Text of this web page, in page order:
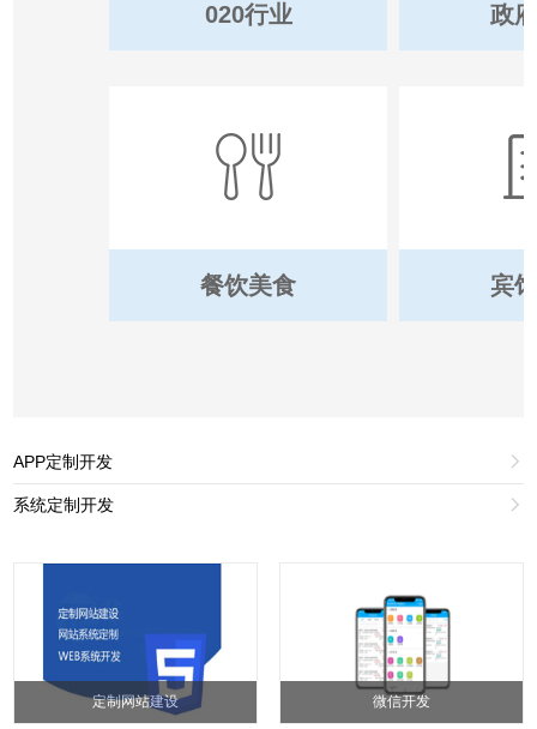
020行业 政
餐饮美食 宾
APP定制开发 
系统定制开发 
定制网站建设 微信开发